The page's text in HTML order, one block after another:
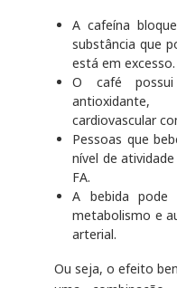
A cafeína
substância que
está em excesso.
O café
cardiovascular
Pessoas que
nível de
FA.
A bebida pode
metabolismo e
arterial.
Ou seja, o efeito